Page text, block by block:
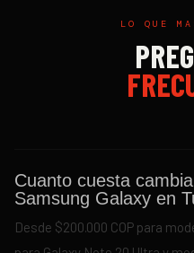
LO QUE
Cuanto cuesta
Samsung Galaxy en
Desde $200.000 COP para